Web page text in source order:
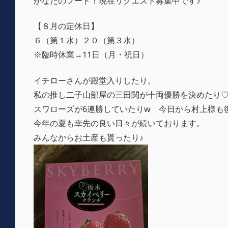
【８月の定休日】
６（第１水）２０（第３水）
※臨時休業→11日（月・祝日）
イチローさんが殿堂入りしたり。
私の推し二子山部屋の三田関が十両優勝を決めたり♡
スワローズが6連勝していたりw 今日から村上様も
今年の夏も幸先の良い日々が続いております。
みんなからお土産も貰ったり♪